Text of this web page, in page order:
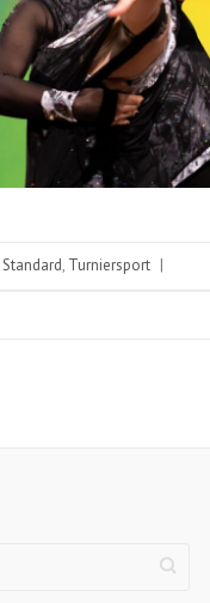
Standard, Turniersport |